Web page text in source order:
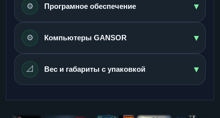
⚙️ Програмное обеспечение ▾
⚙️ Компьютеры GANSOR ▾
📐 Вес и габариты с упаковкой ▾